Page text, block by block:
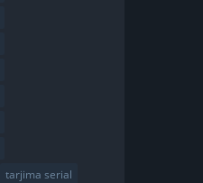
tarjima serial